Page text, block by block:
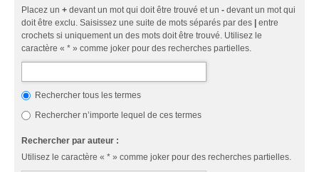
Placez un + devant un mot qui doit être trouvé et un - devant un mot qui
doit être exclu. Saisissez une suite de mots séparés par des
entre
crochets si uniquement un des mots doit être trouvé. Utilisez le
caractère « * » comme joker pour des recherches partielles.
Rechercher tous les termes
Rechercher n’importe lequel de ces termes
Rechercher par auteur :
Utilisez le caractère « * » comme joker pour des recherches partielles.